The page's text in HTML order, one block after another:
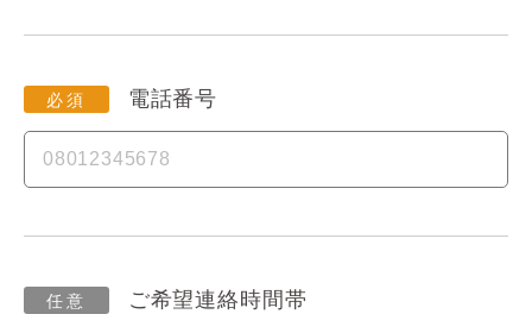
電話番号
ご希望連絡時間帯